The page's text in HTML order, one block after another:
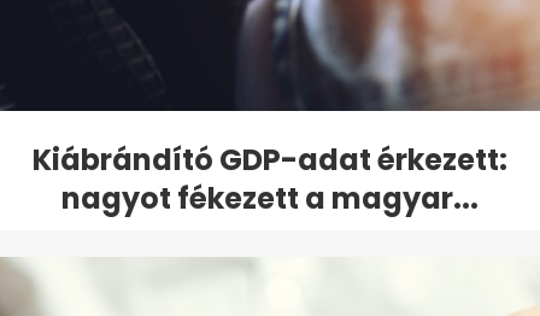
Kiábrándító GDP-adat érkezett:
nagyot fékezett a magyar...